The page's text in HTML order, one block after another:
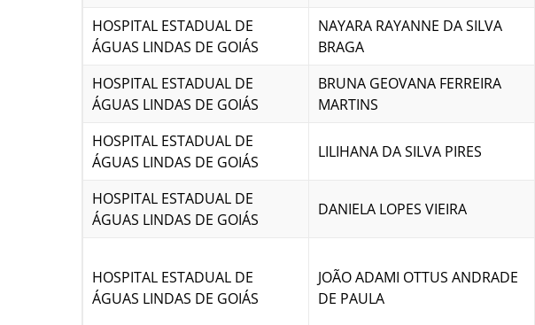
HOSPITAL ESTADUAL DE
ÁGUAS LINDAS DE GOIÁS
NAYARA RAYANNE DA SILVA
BRAGA
HOSPITAL ESTADUAL DE
ÁGUAS LINDAS DE GOIÁS
BRUNA GEOVANA FERREIRA
MARTINS
HOSPITAL ESTADUAL DE
ÁGUAS LINDAS DE GOIÁS
LILIHANA DA SILVA PIRES
HOSPITAL ESTADUAL DE
ÁGUAS LINDAS DE GOIÁS
DANIELA LOPES VIEIRA
HOSPITAL ESTADUAL DE
ÁGUAS LINDAS DE GOIÁS
JOÃO ADAMI OTTUS ANDRADE
DE PAULA